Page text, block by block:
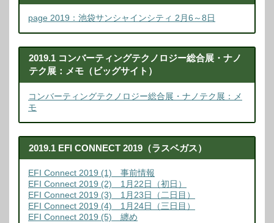
page 2019：池袋サンシャインシティ 2月6～8日
2019.1 コンバーティングテクノロジー総合展・ナノ
テク展：メモ（ビッグサイト）
コンバーティングテクノロジー総合展・ナノテク展：メ
モ
2019.1 EFI CONNECT 2019（ラスベガス）
EFI Connect 2019 (1) 事前情報
EFI Connect 2019 (2) 1月22日（初日）
EFI Connect 2019 (3) 1月23日（二日目）
EFI Connect 2019 (4) 1月24日（三日目）
EFI Connect 2019 (5) 纏め